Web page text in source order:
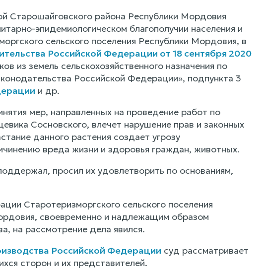
Старошайговского района Республики Мордовия
эпидемиологическом благополучии населения и
сельского поселения Республики Мордовия, в
Российской Федерации от 18 сентября 2020
из земель сельскохозяйственного назначения по
Российской Федерации», подпункта 3
и др.
мер, направленных на проведение работ по
Сосновского, влечет нарушение прав и законных
данного растения создает угрозу
вреда жизни и здоровья граждан, животных.
просил их удовлетворить по основаниям,
Старотеризморгского сельского поселения
своевременно и надлежащим образом
на рассмотрение дела явился.
Российской Федерации суд рассматривает
сторон и их представителей.